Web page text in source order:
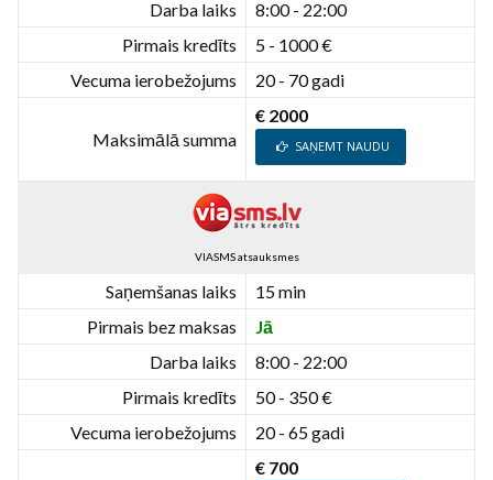
Darba laiks
8:00 - 22:00
Pirmais kredīts
5 - 1000 €
Vecuma ierobežojums
20 - 70 gadi
Maksimālā summa
€ 2000
SAŅEMT NAUDU
VIASMS atsauksmes
Saņemšanas laiks
15 min
Pirmais bez maksas
Jā
Darba laiks
8:00 - 22:00
Pirmais kredīts
50 - 350 €
Vecuma ierobežojums
20 - 65 gadi
€ 700